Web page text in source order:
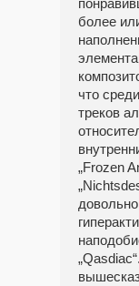
более
что
треков
„Frozen